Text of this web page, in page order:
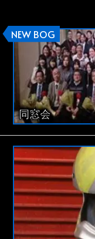
NEW BOG
同窓会